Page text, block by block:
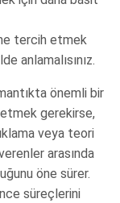
tercih etmek
anlamalısınız.
önemli bir
gerekirse,
veya teori
arasında
öne sürer.
süreçlerini